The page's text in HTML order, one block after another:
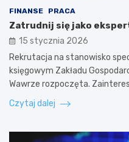
FINANSE PRACA
Zatrudnij się jako
15 stycznia 2026
Rekrutacja na stanowisko
księgowym Zakładu
Wawrze rozpoczęta.
Czytaj dalej